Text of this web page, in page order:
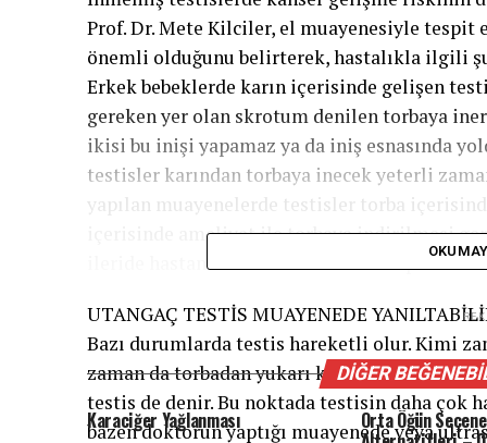
Prof. Dr. Mete Kilciler, el muayenesiyle
önemli olduğunu belirterek, hastalıkla ilgili
Erkek bebeklerde karın içerisinde gelişen
gereken yer olan skrotum denilen torbaya
ikisi bu inişi yapamaz ya da iniş esnasında
testisler karından torbaya inecek yeterli
yapılan muayenelerde testisler torba
içerisinde ameliyat ile torbaya indirilmesi
ileride hastanın kısır kalmasına sebep olabilir.
UTANGAÇ TESTİS MUAYENEDE
Bazı durumlarda testis hareketli olur. Kimi
zaman da torbadan yukarı kaçar. Retraktil
testis de denir. Bu noktada testisin daha çok
bazen doktorun yaptığı muayenede veya
DIĞER
Karaciğer Yağlanması Orta Öğün